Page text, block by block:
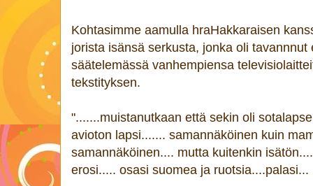
Kohtasimme aamulla hraHakkaraisen
jorista isänsä serkusta, jonka oli tavannnut
säätelemässä vanhempiensa
tekstityksen.
".......muistanutkaan että sekin oli
avioton lapsi....... samannäköinen kuin
samannäköinen.... mutta kuitenkin
erosi..... osasi suomea ja